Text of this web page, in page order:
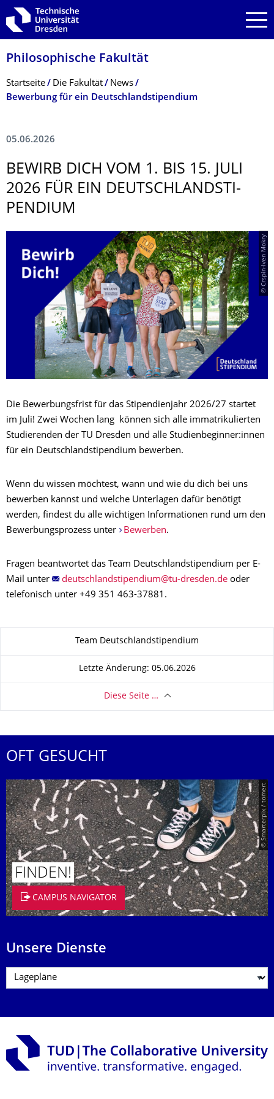
Zur Hauptnavigation springen
Zur Suche springen
Zum Inhalt springen
Philosophische Fakultät
Breadcrumb-Menü
Startseite Die Fakultät
News
Bewerbung für ein Deutschlandstipendium
05.06.2026
BEWIRB DICH VOM 1. BIS 15. JULI
2026 FÜR EIN DEUTSCHLANDSTI­
PENDIUM
© Crspin-Iven Mokry
Die Bewerbungsfrist für das Stipendienjahr 2026/27 startet
im Juli! Zwei Wochen lang können sich alle immatrikulierten
Studierenden der TU Dresden und alle Studienbeginner:innen
für ein Deutschlandstipendium bewerben.
Wenn du wissen möchtest, wann und wie du dich bei uns
bewerben kannst und welche Unterlagen dafür benötigt
werden, findest du alle wichtigen Informationen rund um den
Bewerbungsprozess unter
Bewerben.
Fragen beantwortet das Team Deutschlandstipendium per E-
Mail unter
oder
telefonisch unter +49 351 463-37881.
Zu dieser SeiteTeam Deutschlandstipendium
Letzte Änderung: 05.06.2026
Diese Seite …
OFT GESUCHT
© Smarterpix / tomert
FINDEN!
CAMPUS NAVIGATOR
Unsere Dienste